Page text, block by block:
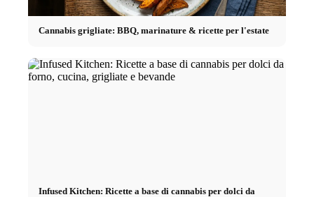
Cannabis grigliate: BBQ, marinature & ricette per l'estate
Infused Kitchen: Ricette a base di cannabis per dolci da